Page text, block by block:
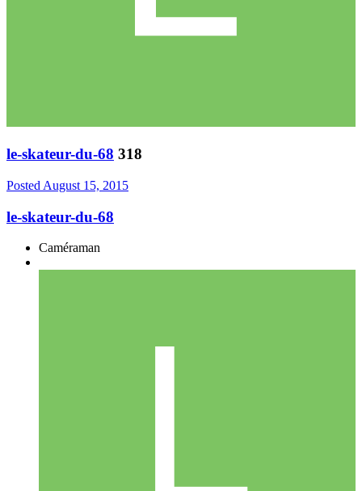
le-skateur-du-68 318
Posted August 15, 2015
le-skateur-du-68
Caméraman